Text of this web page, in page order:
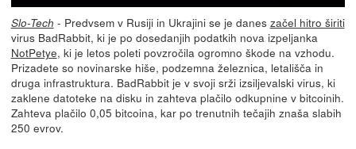
Slo-Tech - Predvsem v Rusiji in Ukrajini se je danes začel hitro širiti
virus BadRabbit, ki je po dosedanjih podatkih nova izpeljanka
NotPetye, ki je letos poleti povzročila ogromno škode na vzhodu.
Prizadete so novinarske hiše, podzemna železnica, letališča in
druga infrastruktura. BadRabbit je v svoji srži izsiljevalski virus, ki
zaklene datoteke na disku in zahteva plačilo odkupnine v bitcoinih.
Zahteva plačilo 0,05 bitcoina, kar po trenutnih tečajih znaša slabih
250 evrov.